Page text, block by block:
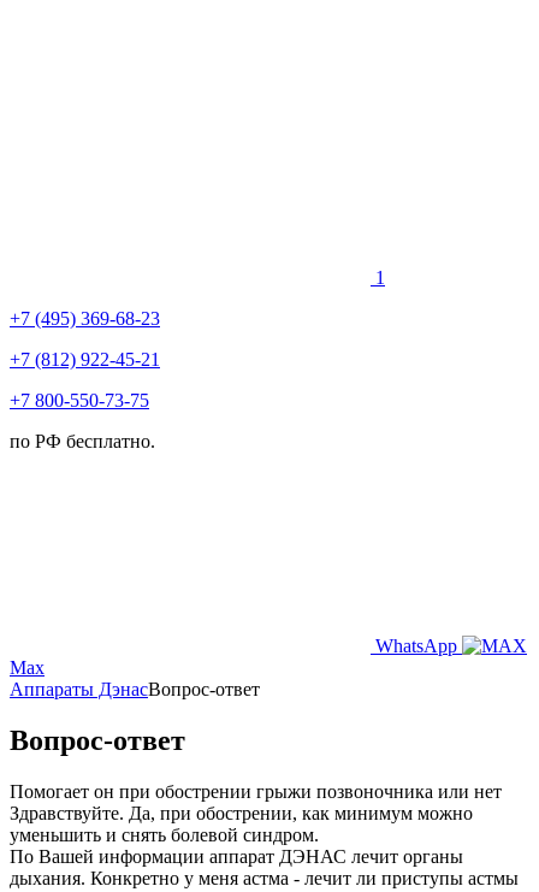
1
+7 (495) 369-68-23
+7 (812) 922-45-21
+7 800-550-73-75
по РФ бесплатно.
WhatsApp
Max
Аппараты ДэнасВопрос-ответ
Вопрос-ответ
Помогает он при обострении грыжи позвоночника или нет
Здравствуйте. Да, при обострении, как минимум можно
уменьшить и снять болевой синдром.
По Вашей информации аппарат ДЭНАС лечит органы
дыхания. Конкретно у меня астма - лечит ли приступы астмы